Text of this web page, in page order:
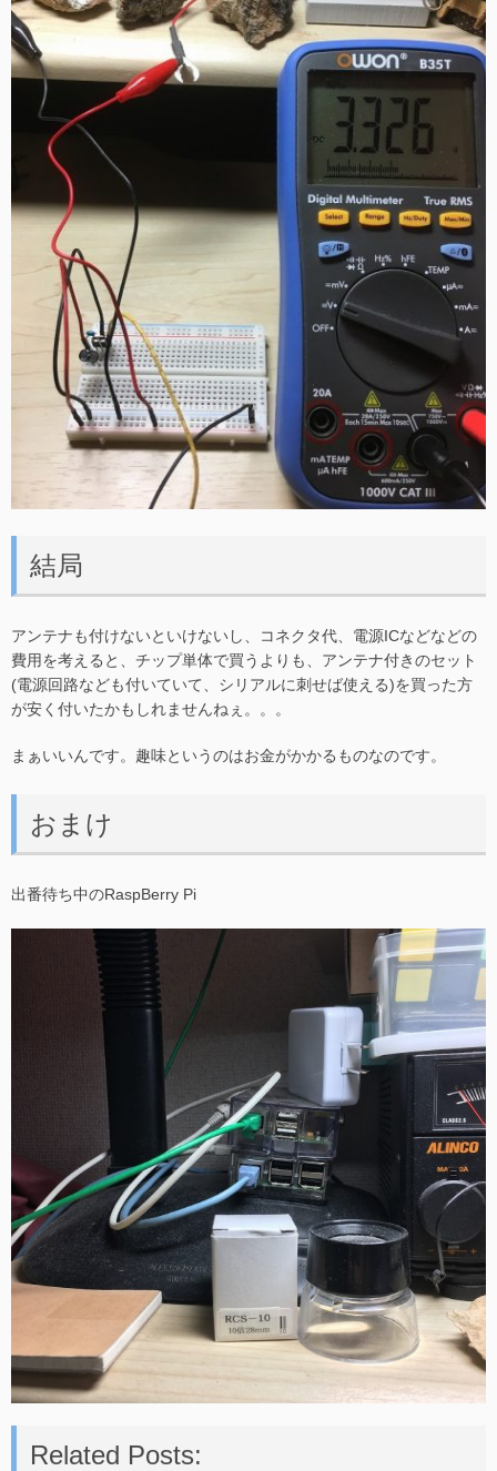
結局
アンテナも付けないといけないし、コネクタ代、電源ICなどなどの
費用を考えると、チップ単体で買うよりも、アンテナ付きのセット
(電源回路なども付いていて、シリアルに刺せば使える)を買った方
が安く付いたかもしれませんねぇ。。。
まぁいいんです。趣味というのはお金がかかるものなのです。
おまけ
出番待ち中のRaspBerry Pi
Related Posts: